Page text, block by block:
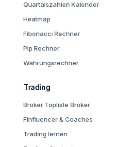
Quartalszahlen Kalender
Heatmap
Fibonacci Rechner
Pip Rechner
Währungsrechner
Trading
Broker Topliste Broker
Finfluencer & Coaches
Trading lernen